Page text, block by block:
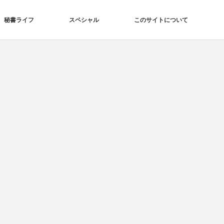
秘書ライフ スペシャル このサイトについて